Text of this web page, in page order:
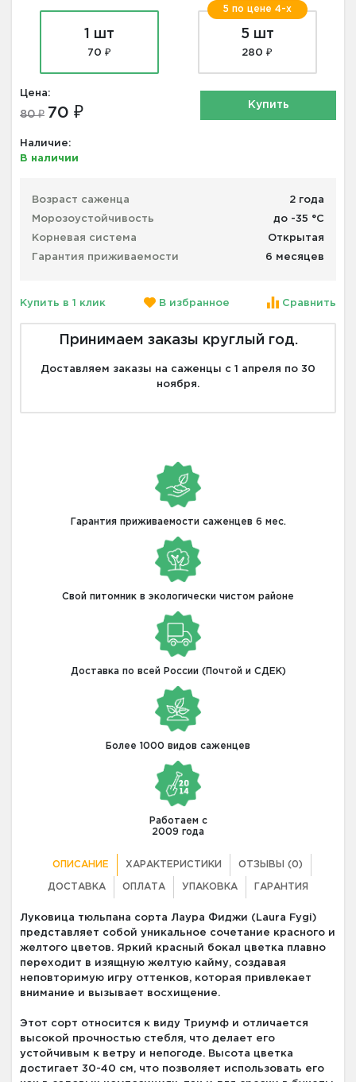
1 шт
70 ₽
5 по цене 4-х
5 шт
280 ₽
Цена:
80 ₽ 70 ₽
Наличие:
В наличии
Купить
Возраст саженца 2 года
Морозоустойчивость до -35 °С
Корневая система Открытая
Гарантия приживаемости 6 месяцев
Купить в 1 клик В избранное Сравнить
Принимаем заказы круглый год.
Доставляем заказы на саженцы с 1 апреля по 30
ноября.
Гарантия приживаемости саженцев 6 мес.
Свой питомник в экологически чистом районе
Доставка по всей России (Почтой и СДЕК)
Более 1000 видов саженцев
Работаем с
2009 года
ОПИСАНИЕ ХАРАКТЕРИСТИКИ ОТЗЫВЫ (0)
ДОСТАВКА ОПЛАТА УПАКОВКА ГАРАНТИЯ
Луковица тюльпана сорта Лаура Фиджи (Laura Fygi)
представляет собой уникальное сочетание красного и
желтого цветов. Яркий красный бокал цветка плавно
переходит в изящную желтую кайму, создавая
неповторимую игру оттенков, которая привлекает
внимание и вызывает восхищение.
Этот сорт относится к виду Триумф и отличается
высокой прочностью стебля, что делает его
устойчивым к ветру и непогоде. Высота цветка
достигает 30-40 см, что позволяет использовать его